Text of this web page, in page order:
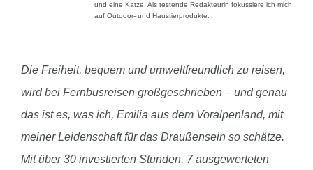
und eine Katze. Als testende Redakteurin fokussiere ich mich
auf Outdoor- und Haustierprodukte.
Die Freiheit, bequem und umweltfreundlich zu reisen,
wird bei Fernbusreisen großgeschrieben – und genau
das ist es, was ich, Emilia aus dem Voralpenland, mit
meiner Leidenschaft für das Draußensein so schätze.
Mit über 30 investierten Stunden, 7 ausgewerteten